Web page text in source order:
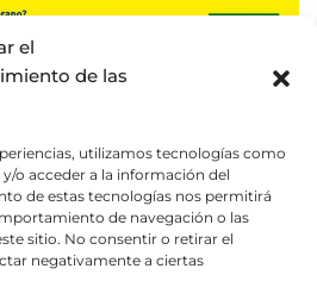
el
de las
utilizamos tecnologías como
o acceder a la información del
de estas tecnologías nos permitirá
de navegación o las
sitio. No consentir o retirar el
negativamente a ciertas
DE
MANN-
PARA
DEL VERANO